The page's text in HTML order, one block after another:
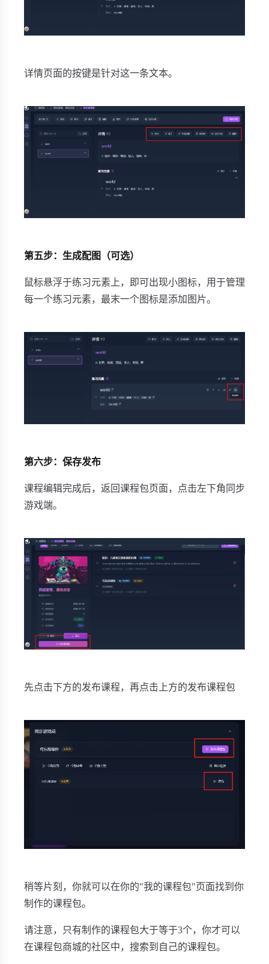
详情页面的按键是针对这一条文本。
第五步：生成配图（可选）
鼠标悬浮于练习元素上，即可出现小图标，用于管理
每一个练习元素，最末一个图标是添加图片。
第六步：保存发布
课程编辑完成后，返回课程包页面，点击左下角同步
游戏端。
先点击下方的发布课程，再点击上方的发布课程包
稍等片刻，你就可以在你的"我的课程包"页面找到你
制作的课程包。
请注意，只有制作的课程包大于等于3个，你才可以
在课程包商城的社区中，搜索到自己的课程包。